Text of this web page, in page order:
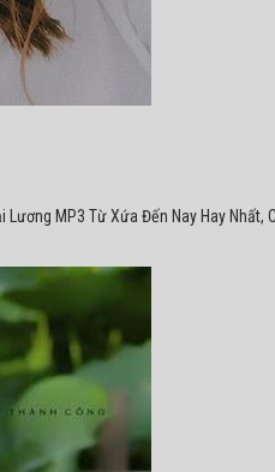
Lương MP3 Từ Xứa Đến Nay Hay Nhất,